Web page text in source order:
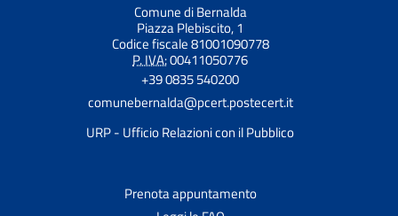
Comune di Bernalda
Piazza Plebiscito, 1
Codice fiscale 81001090778
P. IVA:00411050776
+39 0835 540200
comunebernalda@pcert.postecert.it
URP - Ufficio Relazioni con il Pubblico
Prenota appuntamento